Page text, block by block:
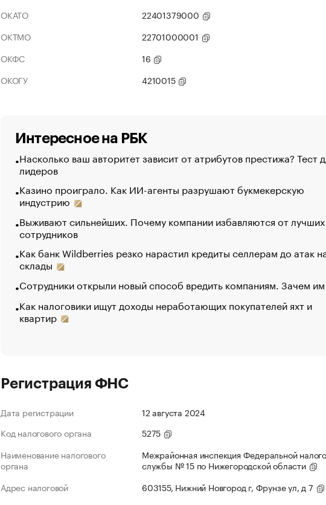
ОКАТО
22401379000
ОКТМО
22701000001
ОКФС
16
ОКОГУ
4210015
Интересное на РБК
Насколько ваш авторитет зависит от атрибутов престижа? Тест
лидеров
Казино проиграло. Как ИИ-агенты разрушают букмекерскую
индустрию
Выживают сильнейших. Почему компании избавляются от лучших
сотрудников
Как банк Wildberries резко нарастил кредиты селлерам до атак
склады
Сотрудники открыли новый способ вредить компаниям. Зачем
Как налоговики ищут доходы неработающих покупателей яхт и
квартир
Регистрация ФНС
Дата регистрации
12 августа 2024
Код налогового органа
5275
Наименование налогового
органа
Межрайонная инспекция Федеральной
службы № 15 по Нижегородской области
Адрес налоговой
603155, Нижний Новгород г, Фрунзе ул, д 7